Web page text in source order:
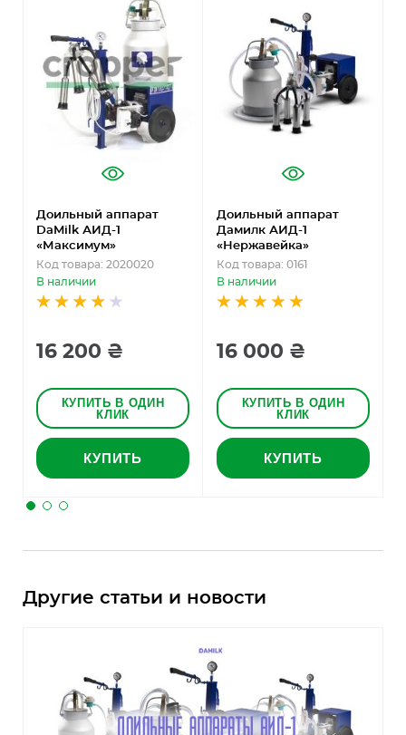
Доильный аппарат
DaMilk АИД-1
«Максимум»
Код товара: 2020020
В наличии
16 200 ₴
КУПИТЬ В ОДИН
КЛИК
КУПИТЬ
Доильный аппарат
Дамилк АИД-1
«Нержавейка»
Код товара: 0161
В наличии
16 000 ₴
КУПИТЬ В ОДИН
КЛИК
КУПИТЬ
Другие статьи и новости